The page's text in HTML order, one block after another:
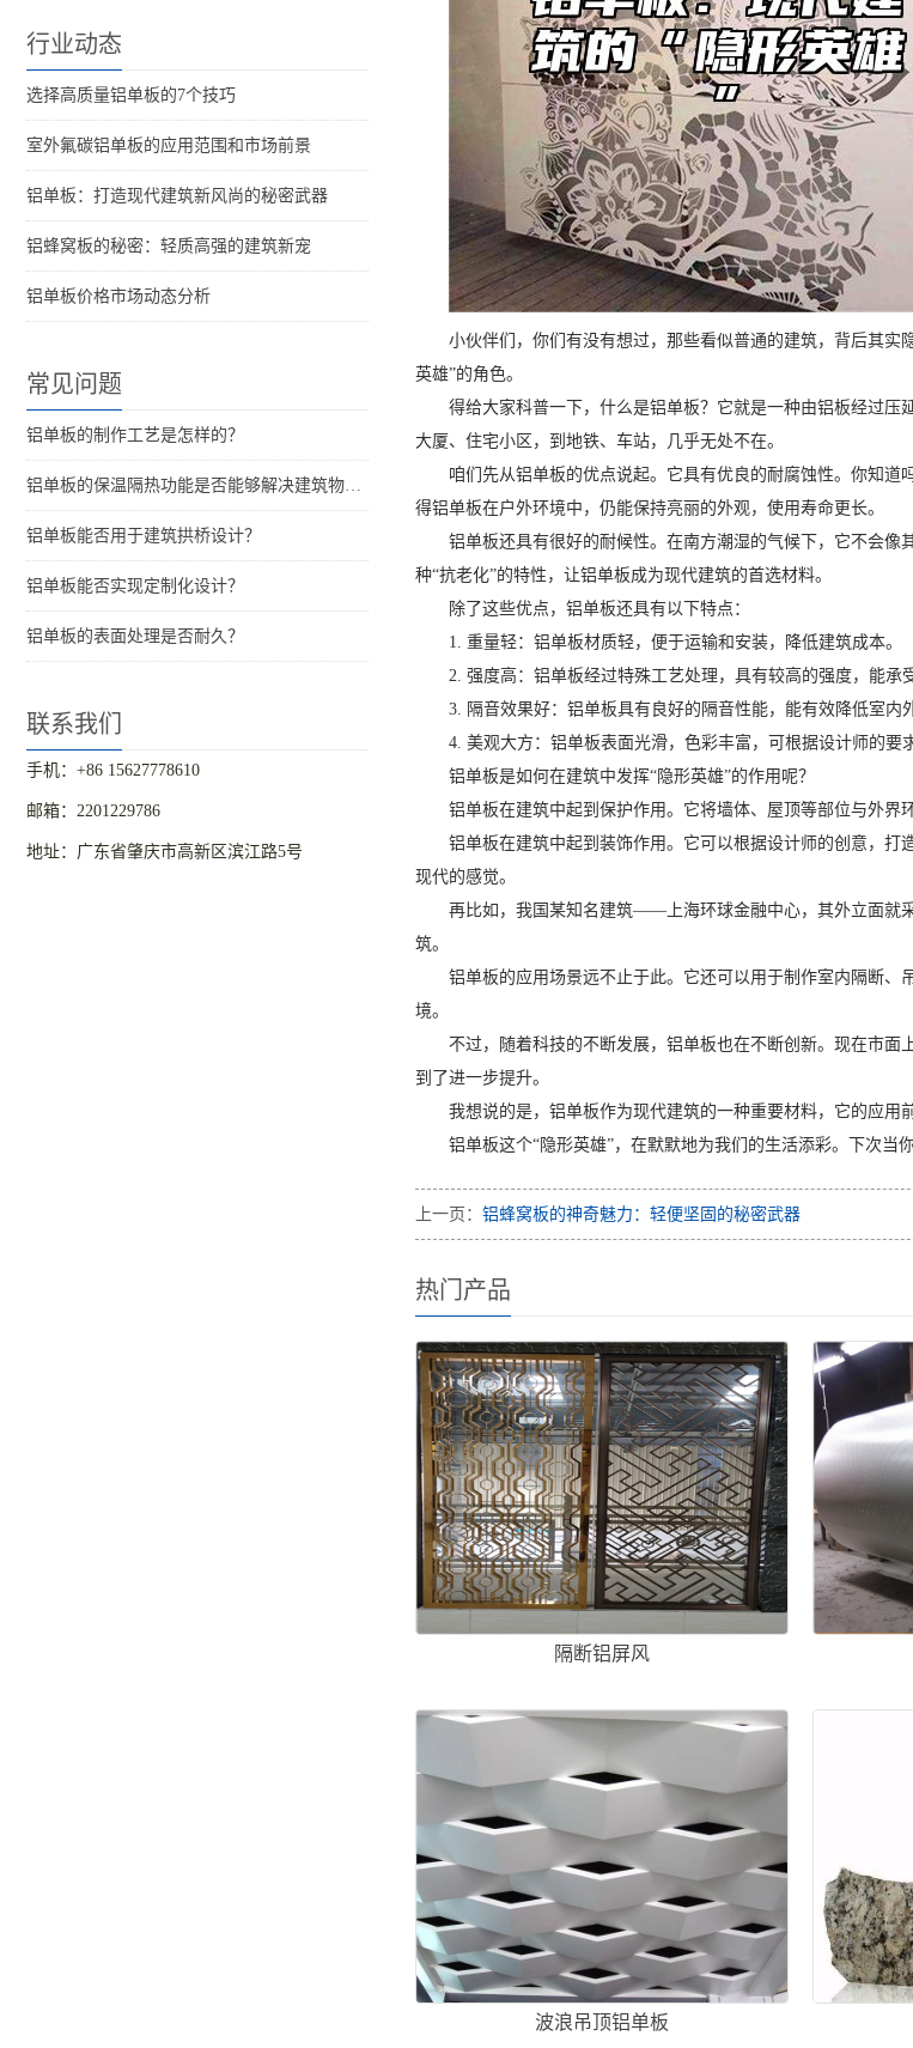
行业动态
选择高质量铝单板的7个技巧
室外氟碳铝单板的应用范围和市场前景
铝单板：打造现代建筑新风尚的秘密武器
铝蜂窝板的秘密：轻质高强的建筑新宠
铝单板价格市场动态分析
常见问题
铝单板的制作工艺是怎样的？
铝单板的保温隔热功能是否能够解决建筑物的结构问题？
铝单板能否用于建筑拱桥设计？
铝单板能否实现定制化设计？
铝单板的表面处理是否耐久？
联系我们
手机：+86 15627778610
邮箱：2201229786
地址：广东省肇庆市高新区滨江路5号
小伙伴们，你们有没有想过，那些看似普通的建筑，背后其实
英雄”的角色。
得给大家科普一下，什么是铝单板？它就是一种由铝板经过
大厦、住宅小区，到地铁、车站，几乎无处不在。
咱们先从铝单板的优点说起。它具有优良的耐腐蚀性。你知
得铝单板在户外环境中，仍能保持亮丽的外观，使用寿命更长。
铝单板还具有很好的耐候性。在南方潮湿的气候下，它不会
种“抗老化”的特性，让铝单板成为现代建筑的首选材料。
除了这些优点，铝单板还具有以下特点：
1. 重量轻：铝单板材质轻，便于运输和安装，降低建筑成本。
2. 强度高：铝单板经过特殊工艺处理，具有较高的强度，能承
3. 隔音效果好：铝单板具有良好的隔音性能，能有效降低室内
4. 美观大方：铝单板表面光滑，色彩丰富，可根据设计师的要
铝单板是如何在建筑中发挥“隐形英雄”的作用呢？
铝单板在建筑中起到保护作用。它将墙体、屋顶等部位与外界
铝单板在建筑中起到装饰作用。它可以根据设计师的创意，打
现代的感觉。
再比如，我国某知名建筑——上海环球金融中心，其外立面就
筑。
铝单板的应用场景远不止于此。它还可以用于制作室内隔断
境。
不过，随着科技的不断发展，铝单板也在不断创新。现在市
到了进一步提升。
我想说的是，铝单板作为现代建筑的一种重要材料，它的应用
铝单板这个“隐形英雄”，在默默地为我们的生活添彩。下次当
上一页： 铝蜂窝板的神奇魅力：轻便坚固的秘密武器
热门产品
隔断铝屏风
波浪吊顶铝单板